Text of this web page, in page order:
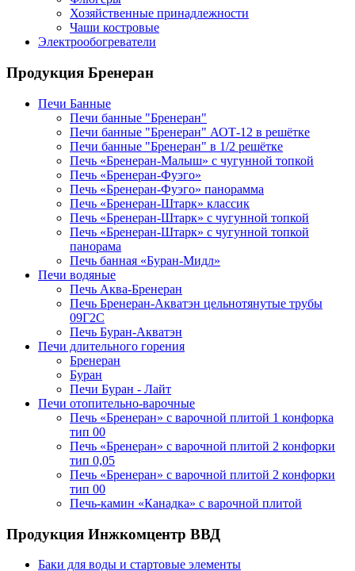
Хозяйственные принадлежности
Чаши костровые
Электрообогреватели
Продукция Бренеран
Печи Банные
Печи банные "Бренеран"
Печи банные "Бренеран" АОТ-12 в решётке
Печи банные "Бренеран" в 1/2 решётке
Печь «Бренеран-Малыш» с чугунной топкой
Печь «Бренеран-Фуэго»
Печь «Бренеран-Фуэго» панорамма
Печь «Бренеран-Штарк» классик
Печь «Бренеран-Штарк» с чугунной топкой
Печь «Бренеран-Штарк» с чугунной топкой
панорама
Печь банная «Буран-Мидл»
Печи водяные
Печь Аква-Бренеран
Печь Бренеран-Акватэн цельнотянутые трубы
09Г2С
Печь Буран-Акватэн
Печи длительного горения
Бренеран
Буран
Печи Буран - Лайт
Печи отопительно-варочные
Печь «Бренеран» с варочной плитой 1 конфорка
тип 00
Печь «Бренеран» с варочной плитой 2 конфорки
тип 0,05
Печь «Бренеран» с варочной плитой 2 конфорки
тип 00
Печь-камин «Канадка» с варочной плитой
Продукция Инжкомцентр ВВД
Баки для воды и стартовые элементы